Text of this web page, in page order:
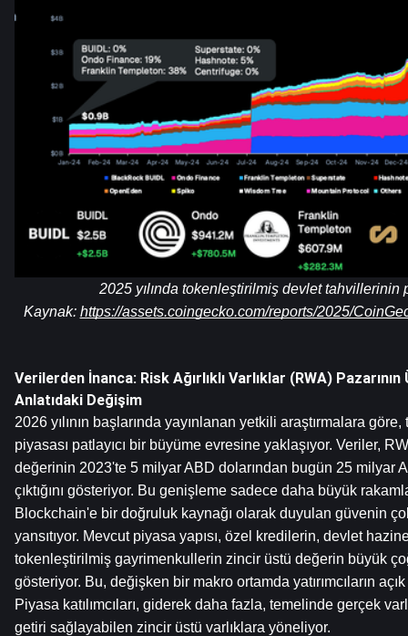
2025 yılında tokenleştirilmiş devlet tahvillerinin
Kaynak: https://assets.coingecko.com/reports/2025/
Verilerden İnanca: Risk Ağırlıklı Varlıklar (RWA)
Anlatıdaki Değişim
2026 yılının başlarında yayınlanan yetkili araştırmalara
piyasası patlayıcı bir büyüme evresine yaklaşıyor. Veriler,
değerinin 2023'te 5 milyar ABD dolarından bugün 25 milyar
çıktığını gösteriyor. Bu genişleme sadece daha büyük
Blockchain'e bir doğruluk kaynağı olarak duyulan güvenin
yansıtıyor. Mevcut piyasa yapısı, özel kredilerin, devlet
tokenleştirilmiş gayrimenkullerin zincir üstü değerin büyük
gösteriyor. Bu, değişken bir makro ortamda yatırımcıların
Piyasa katılımcıları, giderek daha fazla, temelinde gerçek
getiri sağlayabilen zincir üstü varlıklara yöneliyor.